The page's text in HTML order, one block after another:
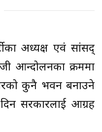
अध्यक्ष एवं सांसद्
आन्दोलनका क्रममा
कुनै भवन बनाउने
सरकारलाई आग्रह